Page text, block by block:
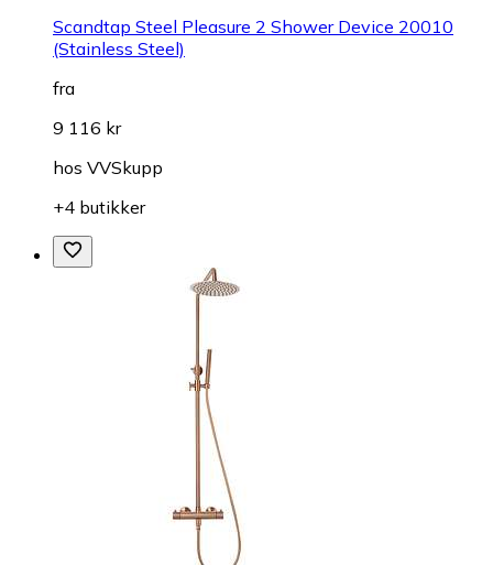
Scandtap Steel Pleasure 2 Shower Device 20010
(Stainless Steel)
fra
9 116 kr
hos VVSkupp
+4 butikker